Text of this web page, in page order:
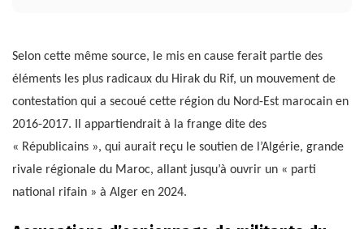
Selon cette même source, le mis en cause ferait partie des
éléments les plus radicaux du Hirak du Rif, un mouvement de
contestation qui a secoué cette région du Nord-Est marocain en
2016-2017. Il appartiendrait à la frange dite des
« Républicains », qui aurait reçu le soutien de l’Algérie, grande
rivale régionale du Maroc, allant jusqu’à ouvrir un « parti
national rifain » à Alger en 2024.